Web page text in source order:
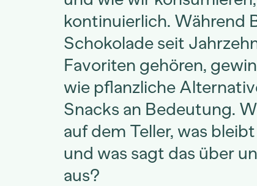
kontinuierlich. Während
Schokolade seit
Favoriten gehören,
wie pflanzliche
Snacks an Bedeutung.
auf dem Teller, was
und was sagt das über
aus?